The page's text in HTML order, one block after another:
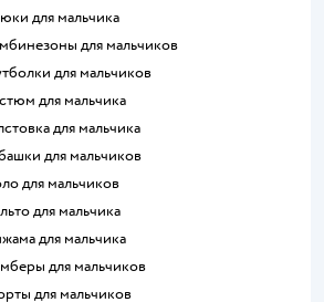
для мальчика
для мальчиков
для мальчиков
для мальчика
для мальчика
для мальчиков
для мальчиков
для мальчика
для мальчика
для мальчиков
для мальчиков